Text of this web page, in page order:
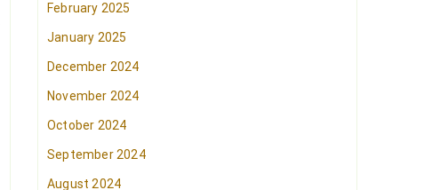
February 2025
January 2025
December 2024
November 2024
October 2024
September 2024
August 2024